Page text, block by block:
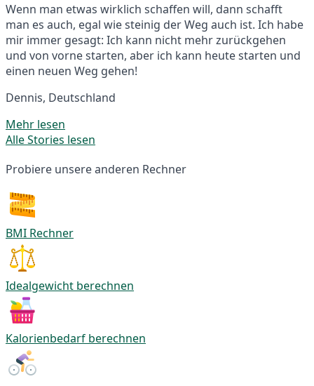
Wenn man etwas wirklich schaffen will, dann schafft
man es auch, egal wie steinig der Weg auch ist. Ich habe
mir immer gesagt: Ich kann nicht mehr zurückgehen
und von vorne starten, aber ich kann heute starten und
einen neuen Weg gehen!
Dennis, Deutschland
Mehr lesen
Alle Stories lesen
Probiere unsere anderen Rechner
BMI Rechner
Idealgewicht berechnen
Kalorienbedarf berechnen